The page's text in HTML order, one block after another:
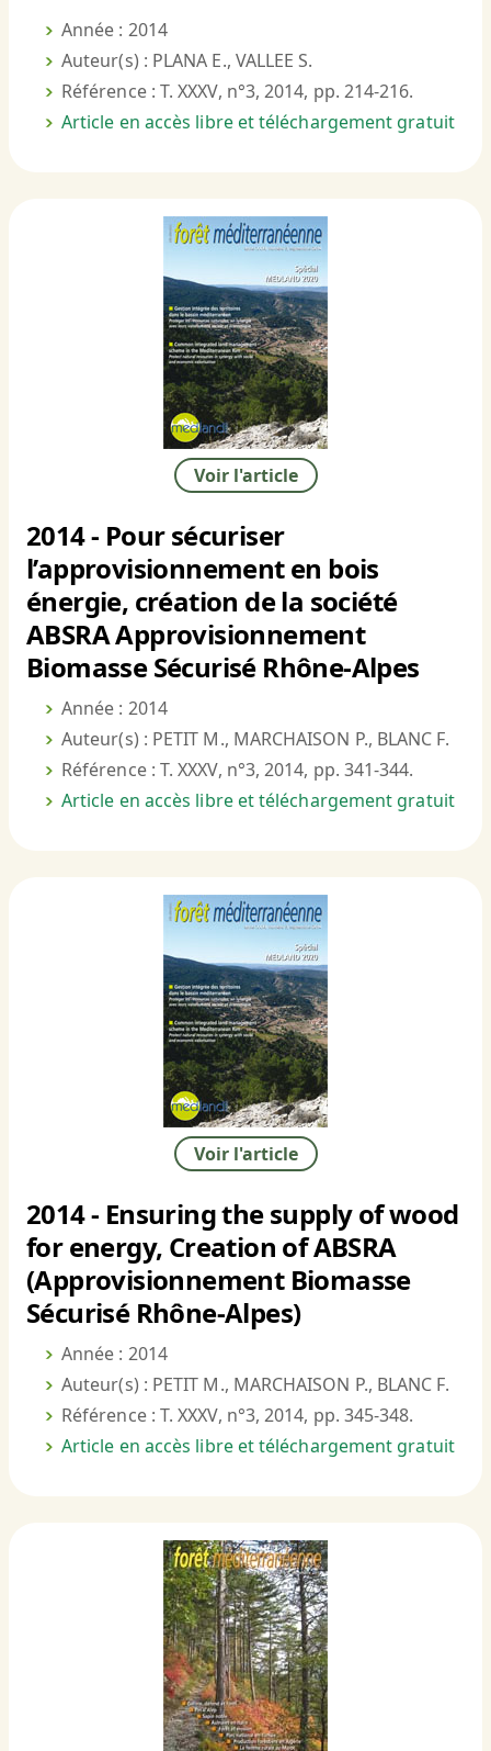
Année : 2014
Auteur(s) : PLANA E., VALLEE S.
Référence : T. XXXV, n°3, 2014, pp. 214-216.
Article en accès libre et téléchargement gratuit
Voir l'article
2014 - Pour sécuriser
l’approvisionnement en bois
énergie, création de la société
ABSRA Approvisionnement
Biomasse Sécurisé Rhône-Alpes
Année : 2014
Auteur(s) : PETIT M., MARCHAISON P., BLANC F.
Référence : T. XXXV, n°3, 2014, pp. 341-344.
Article en accès libre et téléchargement gratuit
Voir l'article
2014 - Ensuring the supply of wood
for energy, Creation of ABSRA
(Approvisionnement Biomasse
Sécurisé Rhône-Alpes)
Année : 2014
Auteur(s) : PETIT M., MARCHAISON P., BLANC F.
Référence : T. XXXV, n°3, 2014, pp. 345-348.
Article en accès libre et téléchargement gratuit